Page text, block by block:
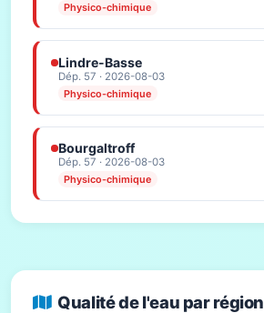
Physico-chimique
Lindre-Basse
Dép. 57 · 2026-08-03
Physico-chimique
Bourgaltroff
Dép. 57 · 2026-08-03
Physico-chimique
Qualité de l'eau par région